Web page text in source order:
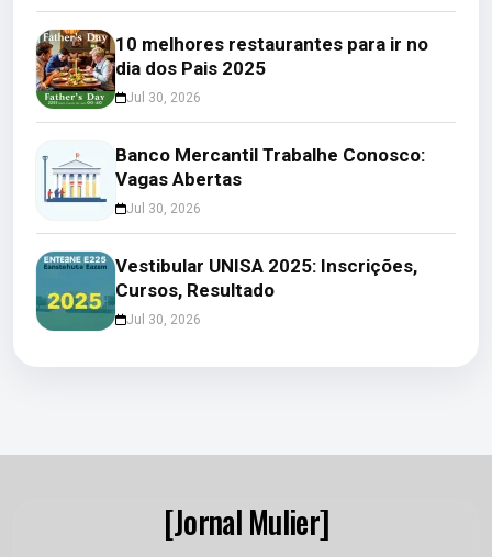
10 melhores restaurantes para ir no
dia dos Pais 2025
Jul 30, 2026
Banco Mercantil Trabalhe Conosco:
Vagas Abertas
Jul 30, 2026
Vestibular UNISA 2025: Inscrições,
Cursos, Resultado
Jul 30, 2026
[Jornal Mulier]